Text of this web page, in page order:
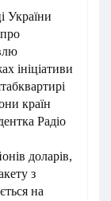
України
ініціативи
країн
Радіо
доларів,
з
на